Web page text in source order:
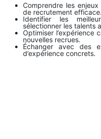
Comprendre les
de recrutement efficace.
Identifier les
sélectionner les talents
Optimiser l’expérience
nouvelles recrues.
Échanger avec des
d’expérience concrets.